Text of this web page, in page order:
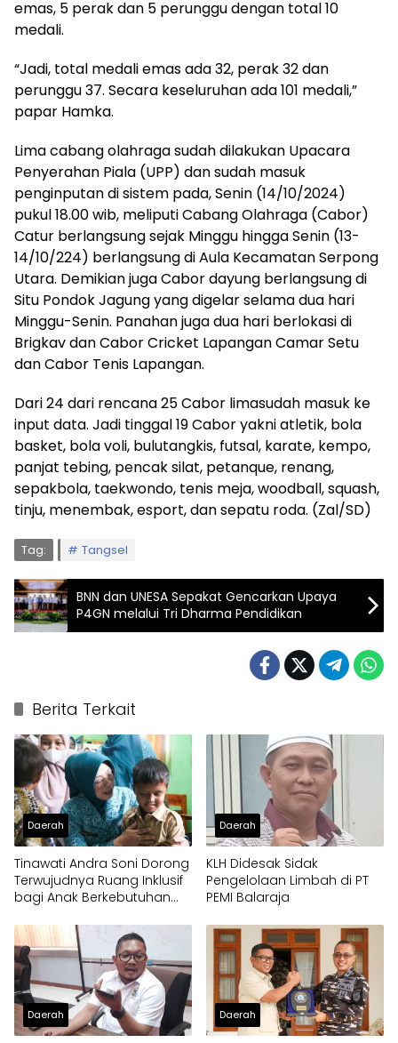
emas, 5 perak dan 5 perunggu dengan total 10
medali.
“Jadi, total medali emas ada 32, perak 32 dan
perunggu 37. Secara keseluruhan ada 101 medali,”
papar Hamka.
Lima cabang olahraga sudah dilakukan Upacara
Penyerahan Piala (UPP) dan sudah masuk
penginputan di sistem pada, Senin (14/10/2024)
pukul 18.00 wib, meliputi Cabang Olahraga (Cabor)
Catur berlangsung sejak Minggu hingga Senin (13-
14/10/224) berlangsung di Aula Kecamatan Serpong
Utara. Demikian juga Cabor dayung berlangsung di
Situ Pondok Jagung yang digelar selama dua hari
Minggu-Senin. Panahan juga dua hari berlokasi di
Brigkav dan Cabor Cricket Lapangan Camar Setu
dan Cabor Tenis Lapangan.
Dari 24 dari rencana 25 Cabor limasudah masuk ke
input data. Jadi tinggal 19 Cabor yakni atletik, bola
basket, bola voli, bulutangkis, futsal, karate, kempo,
panjat tebing, pencak silat, petanque, renang,
sepakbola, taekwondo, tenis meja, woodball, squash,
tinju, menembak, esport, dan sepatu roda. (Zal/SD)
Tag: Tangsel
BNN dan UNESA Sepakat Gencarkan Upaya
P4GN melalui Tri Dharma Pendidikan
Berita Terkait
Daerah
Tinawati Andra Soni Dorong
Terwujudnya Ruang Inklusif
bagi Anak Berkebutuhan
Daerah
KLH Didesak Sidak
Pengelolaan Limbah di PT
PEMI Balaraja
Daerah Daerah